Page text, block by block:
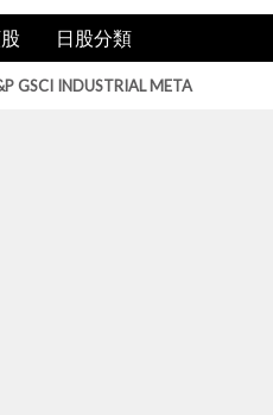
日股分類
GSCI INDUSTRIAL META